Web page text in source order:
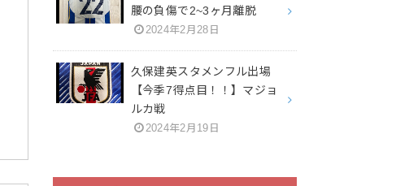
腰の負傷で2~3ヶ月離脱
2024年2月28日
久保建英スタメンフル出場
【今季7得点目！！】マジョ
ルカ戦
2024年2月19日